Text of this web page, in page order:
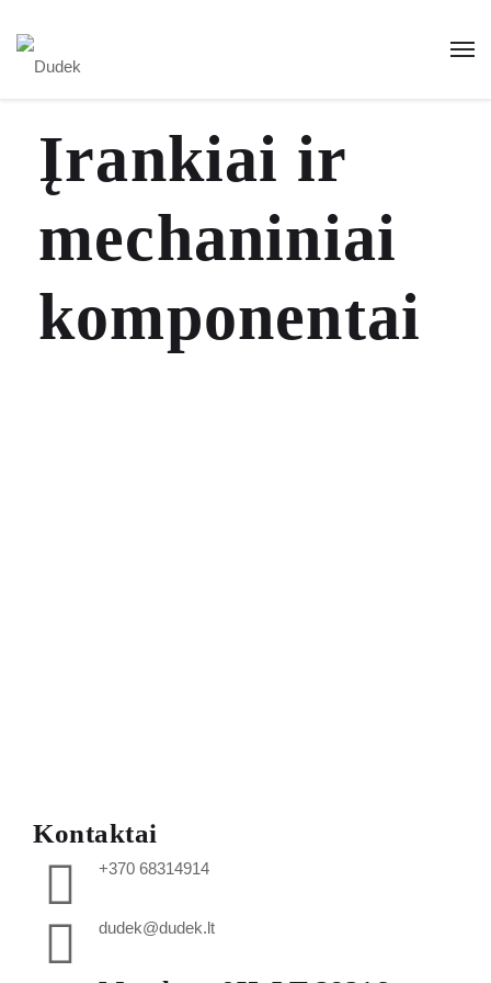
Įrankiai ir
mechaniniai
komponentai
Kontaktai
+370 68314914
dudek@dudek.lt